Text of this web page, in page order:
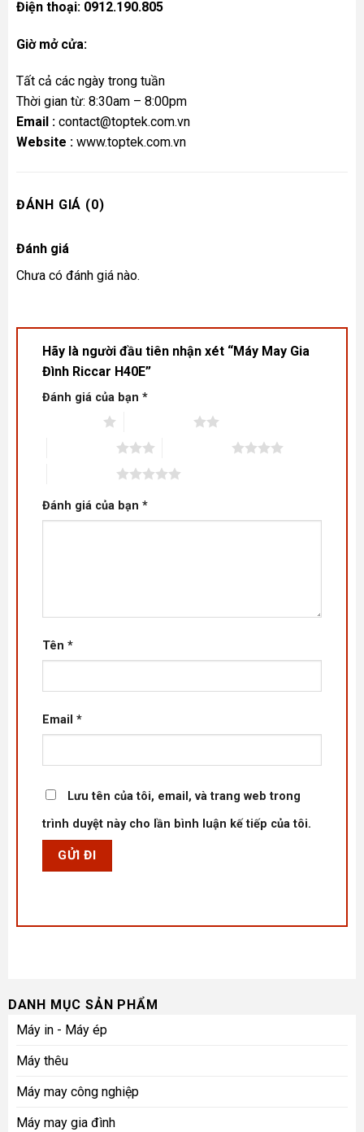
Điện thoại: 0912.190.805
Giờ mở cửa:
Tất cả các ngày trong tuần
Thời gian từ: 8:30am – 8:00pm
Email : contact@toptek.com.vn
Website : www.toptek.com.vn
ĐÁNH GIÁ (0)
Đánh giá
Chưa có đánh giá nào.
Hãy là người đầu tiên nhận xét “Máy May Gia
Đình Riccar H40E”
Đánh giá của bạn *
Đánh giá của bạn *
Tên *
Email *
Lưu tên của tôi, email, và trang web trong
trình duyệt này cho lần bình luận kế tiếp của tôi.
DANH MỤC SẢN PHẨM
Máy in - Máy ép
Máy thêu
Máy may công nghiệp
Máy may gia đình